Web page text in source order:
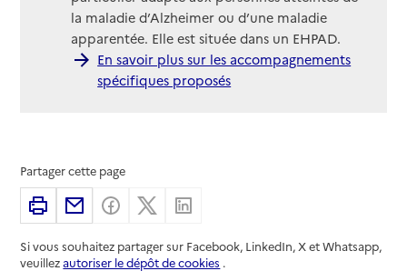
la maladie d’Alzheimer ou d’une maladie
apparentée. Elle est située dans un EHPAD.
En savoir plus sur les accompagnements
spécifiques proposés
Partager cette page
ImprimerPartager par email
Partager sur Facebook
Partager sur X
Si vous souhaitez partager sur Facebook, LinkedIn, X et Whatsapp,
veuillezautoriser le dépôt de cookies .